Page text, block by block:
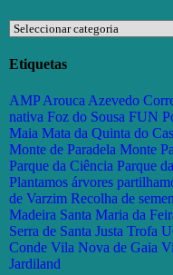
Categorias
Etiquetas
AMP Arouca Azevedo
nativa Foz do Sousa FUN
Maia Mata da Quinta do
Monte de Paradela Monte
Parque da Ciência Parque
Plantamos árvores
de Varzim Recolha de
Madeira Santa Maria da
Serra de Santa Justa Trofa
Conde Vila Nova de Gaia
Jardiland